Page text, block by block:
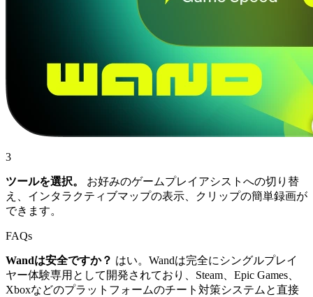
3
ツールを選択。
お好みのゲームプレイアシストへの切り替
え、インタラクティブマップの表示、クリップの簡単録画が
できます。
FAQs
Wandは安全ですか？ はい。Wandは完全にシングルプレイ
ヤー体験専用として開発されており、Steam、Epic Games、
Xboxなどのプラットフォームのチート対策システムと直接